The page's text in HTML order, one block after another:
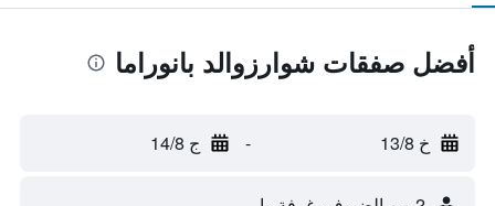
أفضل صفقات شوارزوالد بانوراما
خ 13/8 - ج 14/8